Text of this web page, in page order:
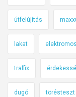
útfelújítás
lakat
traffix
dugó törésteszt